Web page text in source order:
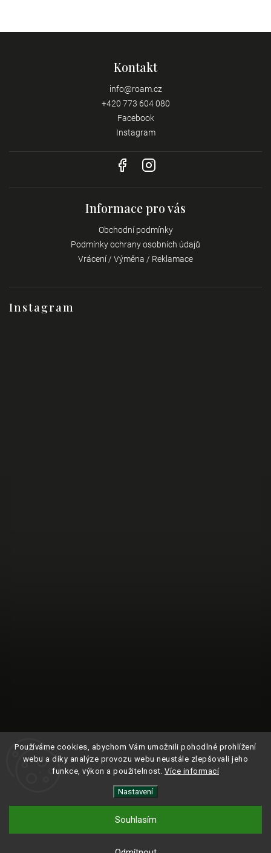
Používáme cookies, abychom Vám umožnili pohodlné prohlížení
webu a díky analýze provozu webu neustále zlepšovali jeho
funkce, výkon a použitelnost. Více informací
Nastavení
Souhlasím
Instagram
Kontakt
info@roam.cz
+420 773 604 080
Facebook
Instagram
Informace pro vás
Obchodní podmínky
Podmínky ochrany osobních údajů
Vrácení / Výměna / Reklamace
Copyright 2024ROAM.| Všechna práva vyhrazena.